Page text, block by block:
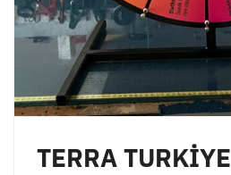
TERRA TURKİYE